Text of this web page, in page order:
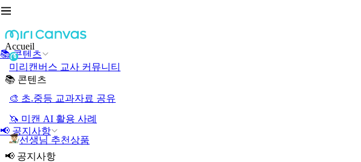
📚 콘텐츠
📢 공지사항
Accueil
미리캔버스 교사 커뮤니티
📚 콘텐츠
🎨 초.중등 교과자료 공유
🦄 미캔 AI 활용 사례
선생님 추천상품
📢 공지사항